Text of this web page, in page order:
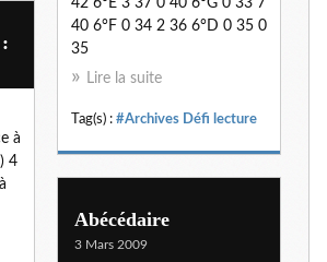
42 6°E 3 37 0 40 6°G 0 33 7
40 6°F 0 34 2 36 6°D 0 35 0
35
Lire la suite
Tag(s) : #Archives Défi lecture
à
4
Abécédaire
3 Mars 2009